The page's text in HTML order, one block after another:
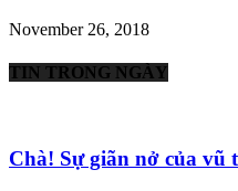
November 26, 2018
TIN TRONG NGÀY
Chà! Sự giãn nở của vũ